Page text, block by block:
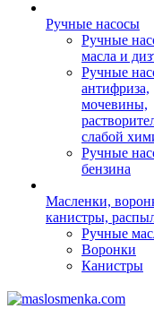
Ручные насосы
Ручные
масла и
Ручные
антифриза,
мочевины,
слабой
Ручные
бензина
Масленки,
канистры,
Ручные
Воронки
Канистры